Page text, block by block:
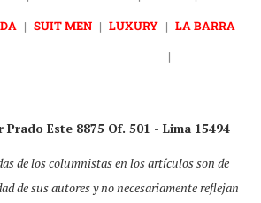
| SUIT MEN | LUXURY | LA BARRA
|
Este 8875 Of. 501 - Lima 15494
de los columnistas en los artículos son de
de sus autores y no necesariamente reflejan